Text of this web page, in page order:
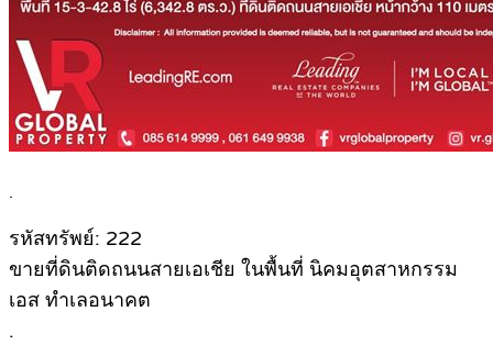
.
รหัสทรัพย์: 222
ขายที่ดินติดถนนสายเอเชีย ในพื้นที่ นิคมอุตสาหกรรม
เอส ทำเลอนาคต
.